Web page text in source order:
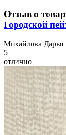
Отзыв о
Городской
Михайлова Дарья
5
отлично